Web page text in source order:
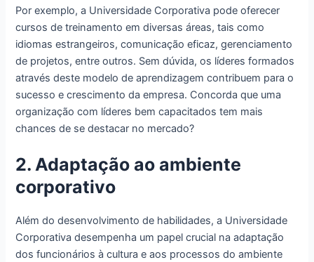
Por exemplo, a Universidade Corporativa pode oferecer
cursos de treinamento em diversas áreas, tais como
idiomas estrangeiros, comunicação eficaz, gerenciamento
de projetos, entre outros. Sem dúvida, os líderes formados
através deste modelo de aprendizagem contribuem para o
sucesso e crescimento da empresa. Concorda que uma
organização com líderes bem capacitados tem mais
chances de se destacar no mercado?
2. Adaptação ao ambiente
corporativo
Além do desenvolvimento de habilidades, a Universidade
Corporativa desempenha um papel crucial na adaptação
dos funcionários à cultura e aos processos do ambiente